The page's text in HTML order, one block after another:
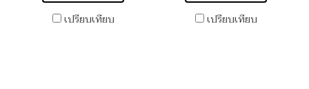
เปรียบเทียบ
เปรียบเทียบ